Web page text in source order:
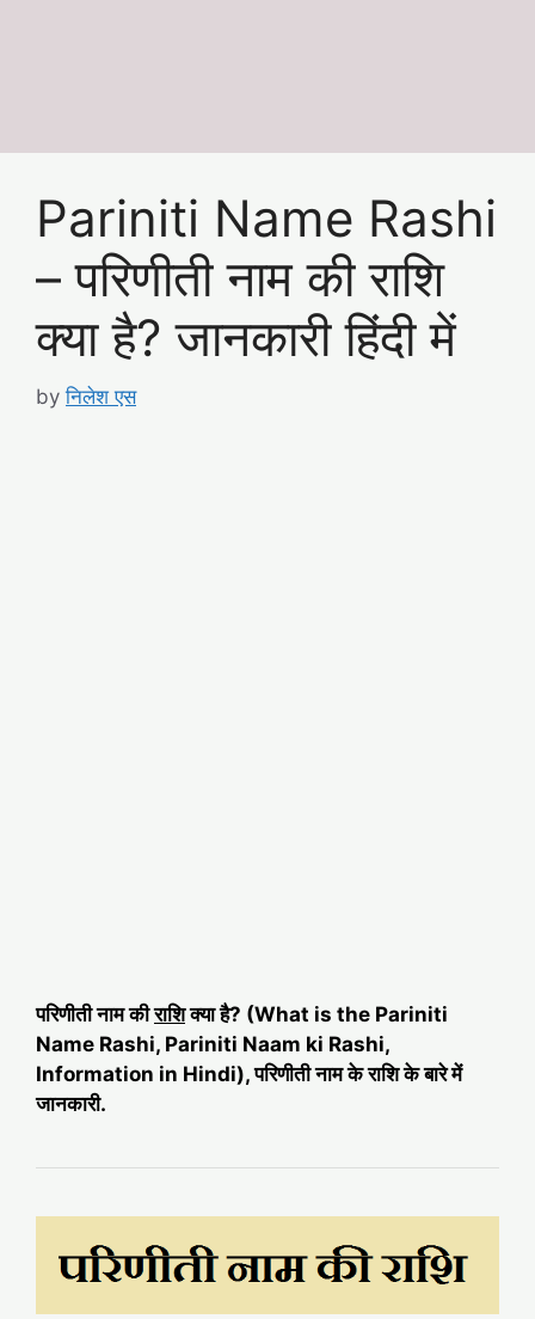
Pariniti Name Rashi
– परिणीती नाम की राशि
क्या है? जानकारी हिंदी में
byनिलेश एस
परिणीती नाम कीराशिक्या है? (What is the Pariniti
Name Rashi, Pariniti Naam ki Rashi,
Information in Hindi), परिणीती नाम के राशि के बारे में
जानकारी.